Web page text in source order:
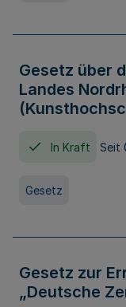
Gesetz über
Landes
In Kraft Seit
Gesetz
Gesetz zur
„Deutsche